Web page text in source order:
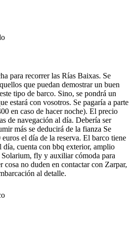
para recorrer las Rías Baixas. Se
que puedan demostrar un buen
tipo de barco. Sino, se pondrá un
estará con vosotros. Se pagaría a parte
en caso de hacer noche). El precio
de navegación al día. Debería ser
más se deducirá de la fianza Se
el día de la reserva. El barco tiene
día, cuenta con bbq exterior, amplio
fly y auxiliar cómoda para
cosa no duden en contactar con Zarpar,
al detalle.